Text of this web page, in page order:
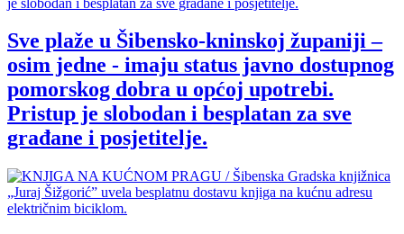
Sve plaže u Šibensko-kninskoj županiji –
osim jedne - imaju status javno dostupnog
pomorskog dobra u općoj upotrebi.
Pristup je slobodan i besplatan za sve
građane i posjetitelje.